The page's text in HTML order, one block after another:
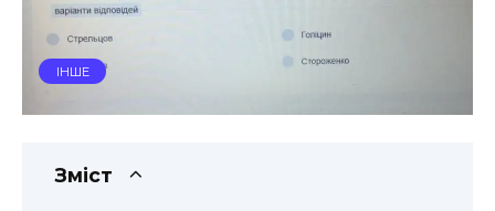
ІНШЕ
Зміст